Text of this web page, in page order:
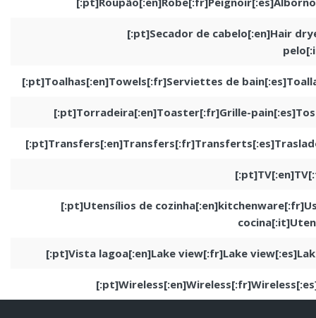
[:pt]Secador de cabelo[:en]Hair
[:pt]Toalhas[:en]Towels[:fr]Serviettes de
[:pt]Torradeira[:en]Toaster[:fr]Grille-
[:pt]Utensílios de
[:pt]Vista lagoa[:en]Lake view[:fr]Lake